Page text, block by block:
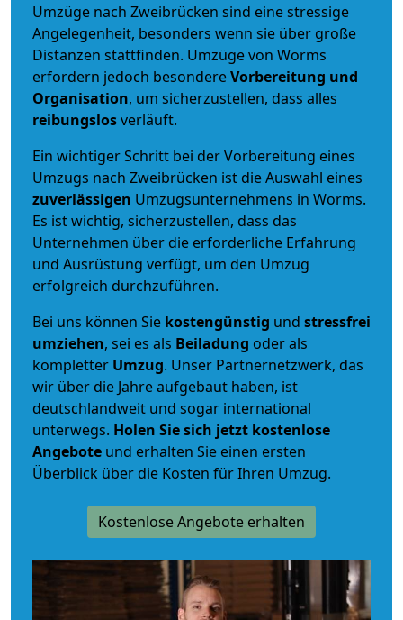
Umzüge nach Zweibrücken sind eine stressige
Angelegenheit, besonders wenn sie über große
Distanzen stattfinden. Umzüge von Worms
erfordern jedoch besondereVorbereitung und
Organisation, um sicherzustellen, dass alles
reibungslosverläuft.
Ein wichtiger Schritt bei der Vorbereitung eines
Umzugs nach Zweibrücken ist die Auswahl eines
zuverlässigen Umzugsunternehmens in Worms.
Es ist wichtig, sicherzustellen, dass das
Unternehmen über die erforderliche Erfahrung
und Ausrüstung verfügt, um den Umzug
erfolgreich durchzuführen.
Bei uns können Sie kostengünstig und stressfrei
umziehen, sei es als Beiladung oder als
kompletter Umzug. Unser Partnernetzwerk, das
wir über die Jahre aufgebaut haben, ist
deutschlandweit und sogar international
unterwegs. Holen Sie sich jetzt kostenlose
Angebote und erhalten Sie einen ersten
Überblick über die Kosten für Ihren Umzug.
Kostenlose Angebote erhalten